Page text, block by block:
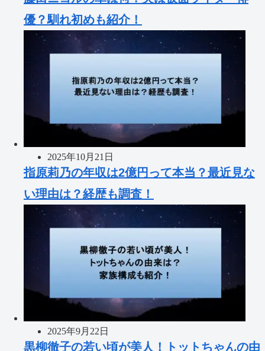
優？馴れ初めも紹介！
2025年10月21日
指原莉乃の年収は2億円って本当？最近見な
い理由は？経歴も調査！
2025年9月22日
黒柳徹子の若い頃が美人！トットちゃんの由